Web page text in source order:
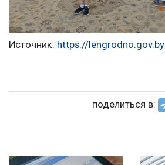
Источник: https://lengrodno.gov.by
поделиться в: